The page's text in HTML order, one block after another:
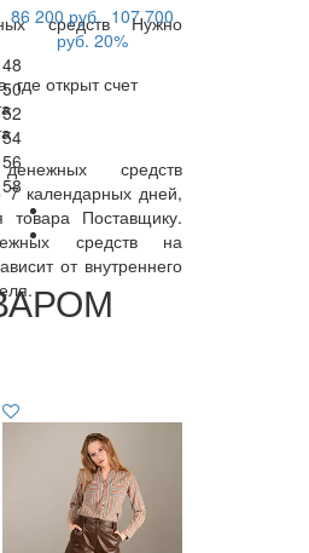
средств Нужно
где открыт счет
средств
7 календарных дней,
Поставщику.
средств на
от внутреннего
86 200 руб. 107 700
руб. 20%
48
50
52
54
56
58